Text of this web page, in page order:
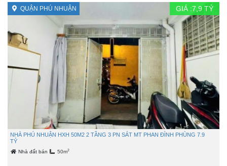
QUẬN PHÚ NHUẬN GIÁ :7,9 TỶ
NHÀ PHÚ NHUẬN HXH 50M2 2 TẦNG 3 PN SÁT MT PHAN ĐÌNH PHÙNG 7.9
TỶ
Nhà đất bán 50m2